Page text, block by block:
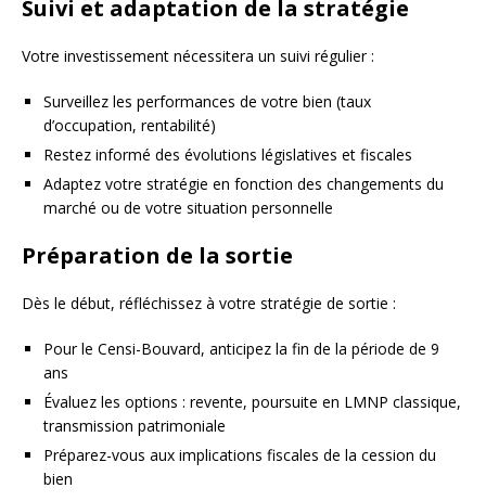
Suivi et adaptation de la stratégie
Votre investissement nécessitera un suivi régulier :
Surveillez les performances de votre bien (taux
d’occupation, rentabilité)
Restez informé des évolutions législatives et fiscales
Adaptez votre stratégie en fonction des changements du
marché ou de votre situation personnelle
Préparation de la sortie
Dès le début, réfléchissez à votre stratégie de sortie :
Pour le Censi-Bouvard, anticipez la fin de la période de 9
ans
Évaluez les options : revente, poursuite en LMNP classique,
transmission patrimoniale
Préparez-vous aux implications fiscales de la cession du
bien